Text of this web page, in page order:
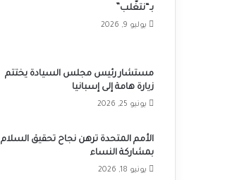
بـ“نتغّلب”
يوليو 9, 2026
مستشار رئيس مجلس السيادة يختتم
زيارة هامة إلى إسبانيا
يونيو 25, 2026
الأمم المتحدة ترهن نجاح تحقيق السلام
بمشاركة النساء
يونيو 18, 2026